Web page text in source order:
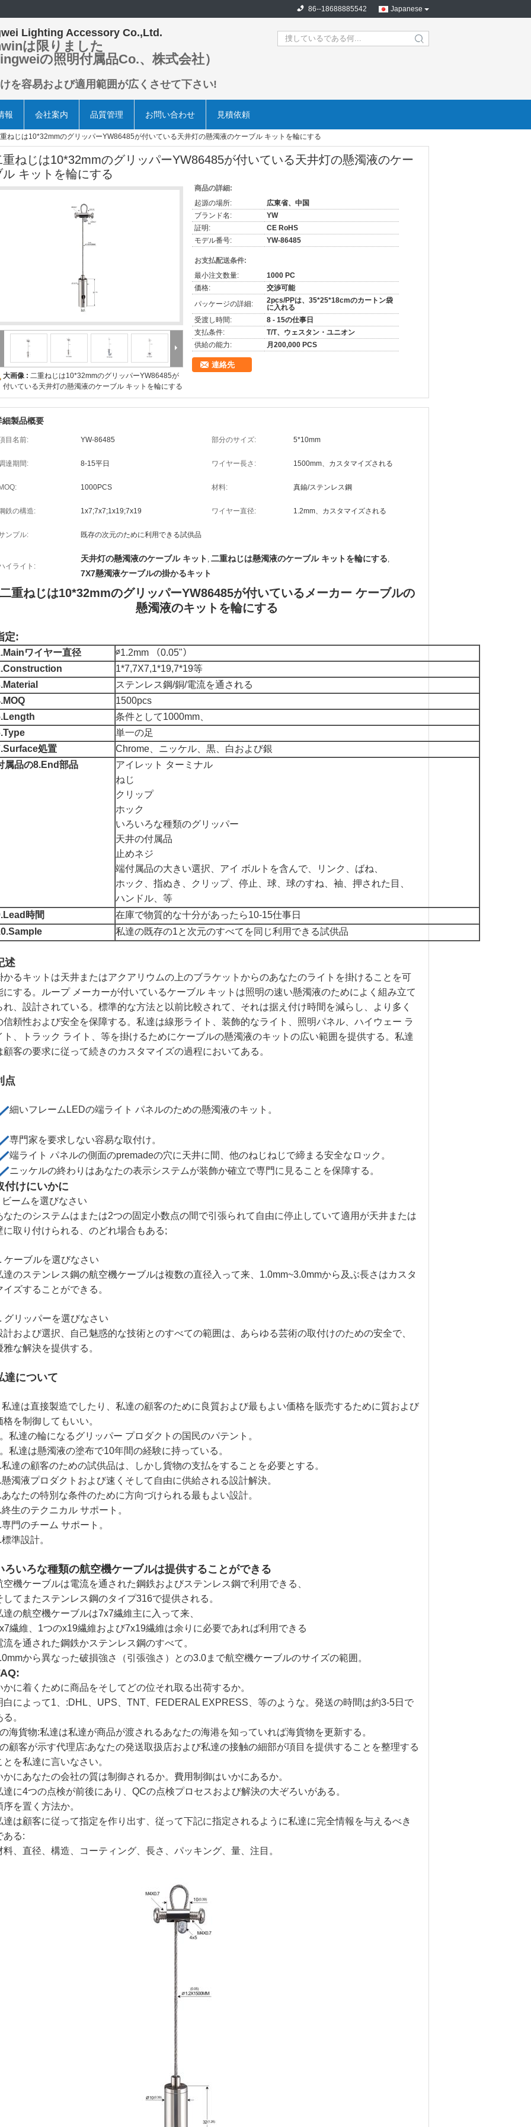
Japanese
86--18688885542
Lighting Accessory Co.,Ltd.
は限りました
の照明付属品Co.、株式会社）
を容易および適用範囲が広くさせて下さい!
search
報 会社案内 品質管理 お問い合わせ 見積依頼
ねじは10*32mmのグリッパーYW86485が付いている天井灯の懸濁液のケーブル キットを輪にする
重ねじは10*32mmのグリッパーYW86485が付いている天井灯の懸濁液のケー
ル キットを輪にする
大画像 : 二重ねじは10*32mmのグリッパーYW86485が
付いている天井灯の懸濁液のケーブル キットを輪にする
商品の詳細:
起源の場所:
広東省、中国
ブランド名:
YW
証明:
CE RoHS
モデル番号:
YW-86485
お支払配送条件:
最小注文数量:
1000 PC
価格:
交渉可能
パッケージの詳細:
2pcs/PPは、35*25*18cmのカートン袋
に入れる
受渡し時間:
8 - 15の仕事日
支払条件:
T/T、ウェスタン・ユニオン
供給の能力:
月200,000 PCS
連絡先
細製品概要
目名前: YW-86485 部分のサイズ: 5*10mm
達期間: 8-15平日 ワイヤー長さ: 1500mm、カスタマイズされる
1000PCS 材料: 真鍮/ステンレス鋼
鉄の構造: 1x7;7x7;1x19;7x19 ワイヤー直径: 1.2mm、カスタマイズされる
ンプル: 既存の次元のために利用できる試供品
イライト:
天井灯の懸濁液のケーブル キット , 二重ねじは懸濁液のケーブル キットを輪にする,
7X7懸濁液ケーブルの掛かるキット
重ねじは10*32mmのグリッパーYW86485が付いているメーカー ケーブルの
懸濁液のキットを輪にする
定:
ワイヤー直径
∅1.2mm （0.05"）
1*7,7X7,1*19,7*19等
ステンレス鋼/銅/電流を通される
1500pcs
条件として1000mm、
単一の足
処置
Chrome、ニッケル、黒、白および銀
属品の8.End部品
アイレット ターミナル
ねじ
クリップ
ホック
いろいろな種類のグリッパー
天井の付属品
止めネジ
端付属品の大きい選択、アイ ボルトを含んで、リンク、ばね、
ホック、指ぬき、クリップ、停止、球、球のすね、袖、押された目、
ハンドル、等
時間
在庫で物質的な十分があったら10-15仕事日
私達の既存の1と次元のすべてを同じ利用できる試供品
述
かるキットは天井またはアクアリウムの上のブラケットからのあなたのライトを掛けることを可
にする。ループ メーカーが付いているケーブル キットは照明の速い懸濁液のためによく組み立て
れ、設計されている。標準的な方法と以前比較されて、それは据え付け時間を減らし、より多く
信頼性および安全を保障する。私達は線形ライト、装飾的なライト、照明パネル、ハイウェー ラ
ト、トラック ライト、等を掛けるためにケーブルの懸濁液のキットの広い範囲を提供する。私達
顧客の要求に従って続きのカスタマイズの過程においてある。
点
細いフレームLEDの端ライト パネルのための懸濁液のキット。
専門家を要求しない容易な取付け。
端ライト パネルの側面のpremadeの穴に天井に間、他のねじねじで締まる安全なロック。
ニッケルの終わりはあなたの表示システムが装飾か確立で専門に見ることを保障する。
付けにいかに
ビームを選びなさい
なたのシステムはまたは2つの固定小数点の間で引張られて自由に停止していて適用が天井または
に取り付けられる、のどれ場合もある;
ケーブルを選びなさい
達のステンレス鋼の航空機ケーブルは複数の直径入って来、1.0mm~3.0mmから及ぶ長さはカスタ
イズすることができる。
グリッパーを選びなさい
計および選択、自己魅惑的な技術とのすべての範囲は、あらゆる芸術の取付けのための安全で、
雅な解決を提供する。
達について
私達は直接製造でしたり、私達の顧客のために良質および最もよい価格を販売するために質および
格を制御してもいい。
私達の輪になるグリッパー プロダクトの国民のパテント。
私達は懸濁液の塗布で10年間の経験に持っている。
私達の顧客のための試供品は、しかし貨物の支払をすることを必要とする。
懸濁液プロダクトおよび速くそして自由に供給される設計解決。
あなたの特別な条件のために方向づけられる最もよい設計。
終生のテクニカル サポート。
門のチーム サポート。
準設計。
ろいろな種類の航空機ケーブルは提供することができる
空機ケーブルは電流を通された鋼鉄およびステンレス鋼で利用できる、
してまたステンレス鋼のタイプ316で提供される。
達の航空機ケーブルは7x7繊維主に入って来、
繊維、1つのx19繊維および7x19繊維は余りに必要であれば利用できる
流を通された鋼鉄かステンレス鋼のすべて。
から異なった破損強さ（引張強さ）との3.0まで航空機ケーブルのサイズの範囲。
かに着くために商品をそしてどの位それ取る出荷するか。
白によって1、:DHL、UPS、TNT、FEDERAL EXPRESS、等のような。発送の時間は約3-5日で
る。
海貨物:私達は私達が商品が渡されるあなたの海港を知っていれば海貨物を更新する。
顧客が示す代理店:あなたの発送取扱店および私達の接触の細部が項目を提供することを整理する
とを私達に言いなさい。
かにあなたの会社の質は制御されるか。費用制御はいかにあるか。
達に4つの点検が前後にあり、QCの点検プロセスおよび解決の大ぞろいがある。
序を置く方法か。
達は顧客に従って指定を作り出す、従って下記に指定されるように私達に完全情報を与えるべき
ある:
料、直径、構造、コーティング、長さ、パッキング、量、注目。